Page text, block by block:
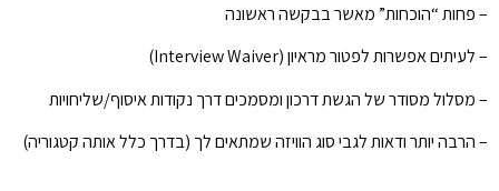
– פחות “הוכחות” מאשר בבקשה ראשונה
– לעיתים אפשרות לפטור מראיון (Interview Waiver)
– מסלול מסודר של הגשת דרכון ומסמכים דרך נקודות איסוף/שליחויות
– הרבה יותר ודאות לגבי סוג הוויזה שמתאים לך (בדרך כלל אותה קטגוריה)